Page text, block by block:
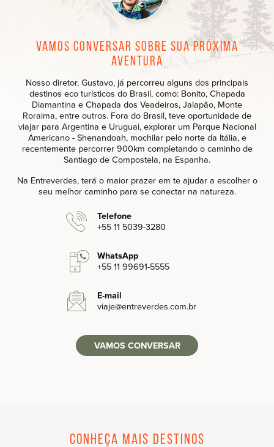
Vamos conversar sobre sua próxima
aventura
Nosso diretor, Gustavo, já percorreu alguns dos principais
destinos eco turísticos do Brasil, como: Bonito, Chapada
Diamantina e Chapada dos Veadeiros, Jalapão, Monte
Roraima, entre outros. Fora do Brasil, teve oportunidade de
viajar para Argentina e Uruguai, explorar um Parque Nacional
Americano - Shenandoah, mochilar pelo norte da Itália, e
recentemente percorrer 900km completando o caminho de
Santiago de Compostela, na Espanha.
Na Entreverdes, terá o maior prazer em te ajudar a escolher o
seu melhor caminho para se conectar na natureza.
Telefone
+55 11 5039-3280‬
WhatsApp
+55 11 99691-5555‬
E-mail
viaje@entreverdes.com.br
VAMOS CONVERSAR
Conheça mais destinos